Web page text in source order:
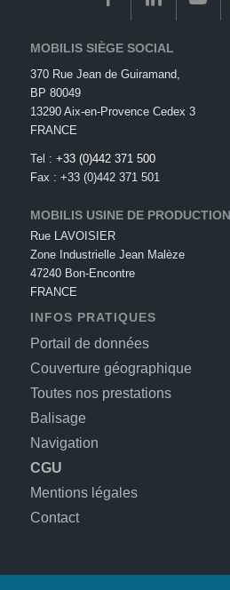
MOBILIS SIÈGE SOCIAL
370 Rue Jean de Guiramand,
BP 80049
13290 Aix-en-Provence Cedex 3
FRANCE
Tel : +33 (0)442 371 500
Fax : +33 (0)442 371 501
MOBILIS USINE DE PRODUCTION
Rue LAVOISIER
Zone Industrielle Jean Malèze
47240 Bon-Encontre
FRANCE
INFOS PRATIQUES
Portail de données
Couverture géographique
Toutes nos prestations
Balisage
Navigation
CGU
Mentions légales
Contact